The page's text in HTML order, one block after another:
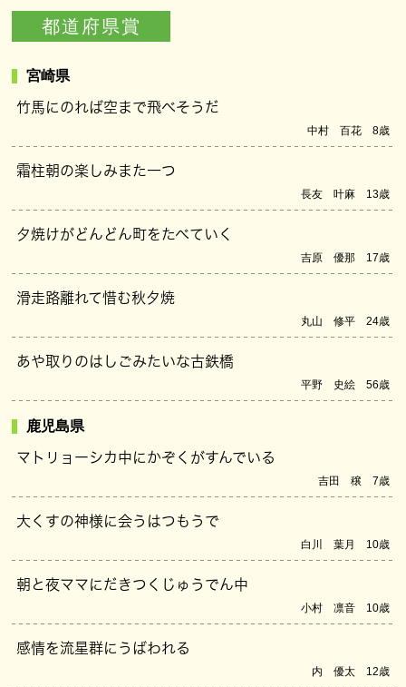
都道府県賞
宮崎県
竹馬にのれば空まで飛べそうだ
中村 百花 8歳
霜柱朝の楽しみまた一つ
長友 叶麻 13歳
夕焼けがどんどん町をたべていく
吉原 優那 17歳
滑走路離れて惜む秋夕焼
丸山 修平 24歳
あや取りのはしごみたいな古鉄橋
平野 史絵 56歳
鹿児島県
マトリョーシカ中にかぞくがすんでいる
吉田 穣 7歳
大くすの神様に会うはつもうで
白川 葉月 10歳
朝と夜ママにだきつくじゅうでん中
小村 凛音 10歳
感情を流星群にうばわれる
内 優太 12歳